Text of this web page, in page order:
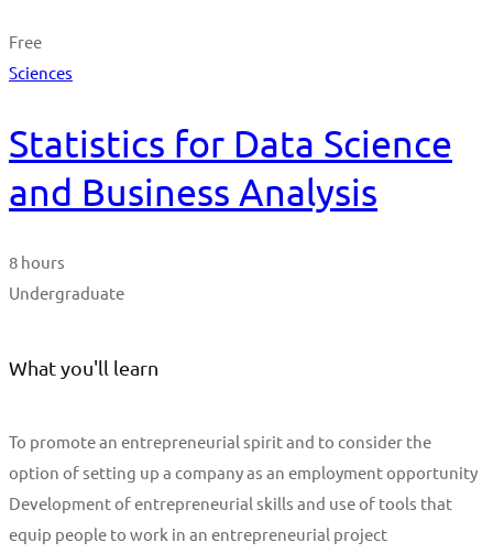
Free
Sciences
Statistics for Data Science
and Business Analysis
8 hours
Undergraduate
What you'll learn
To promote an entrepreneurial spirit and to consider the
option of setting up a company as an employment opportunity
Development of entrepreneurial skills and use of tools that
equip people to work in an entrepreneurial project